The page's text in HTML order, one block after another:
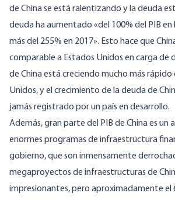
de China se está ralentizando y la deuda
deuda ha aumentado «del 100% del PIB en
más del 255% en 2017». Esto hace que
comparable a Estados Unidos en carga de
de China está creciendo mucho más rápido
Unidos, y el crecimiento de la deuda de
jamás registrado por un país en desarrollo.
Además, gran parte del PIB de China es un
enormes programas de infraestructura
gobierno, que son inmensamente
megaproyectos de infraestructuras de
impresionantes, pero aproximadamente el